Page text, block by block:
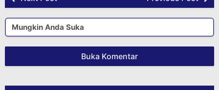
Mungkin Anda Suka
Buka Komentar